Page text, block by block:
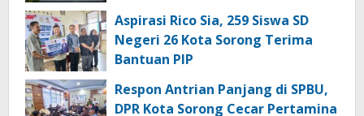
Aspirasi Rico Sia, 259 Siswa SD
Negeri 26 Kota Sorong Terima
Bantuan PIP
Respon Antrian Panjang di SPBU,
DPR Kota Sorong Cecar Pertamina